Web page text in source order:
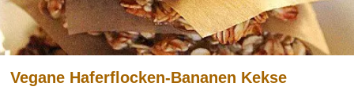
Vegane Haferflocken-Bananen Kekse